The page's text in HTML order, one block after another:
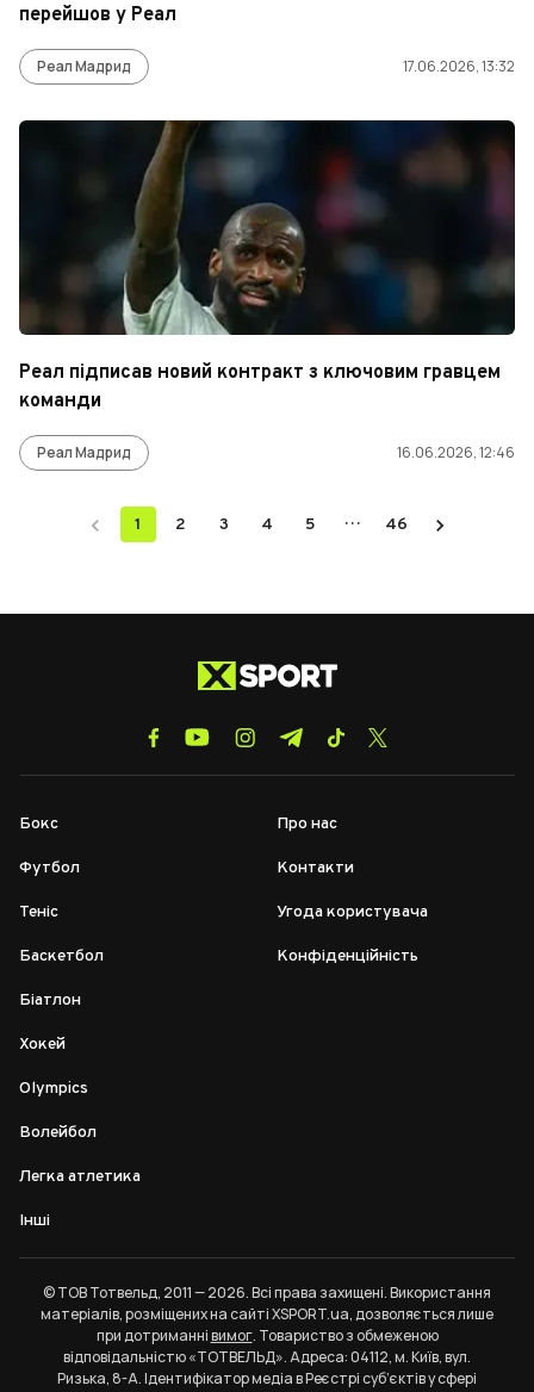
перейшов у Реал
Реал Мадрид 17.06.2026, 13:32
Реал підписав новий контракт з ключовим гравцем
команди
Реал Мадрид 16.06.2026, 12:46
1 2 3 4 5 … 46
Бокс
Футбол
Теніс
Баскетбол
Біатлон
Хокей
Olympics
Волейбол
Легка атлетика
Інші
Про нас
Контакти
Угода користувача
Конфіденційність
© ТОВ Тотвельд, 2011 — 2026. Всі права захищені. Використання
матеріалів, розміщених на сайті XSPORT.ua, дозволяється лише
при дотриманнівимог. Товариство з обмеженою
відповідальністю «ТОТВЕЛЬД». Адреса: 04112, м. Київ, вул.
Ризька, 8-А. Ідентифікатор медіа в Реєстрі суб’єктів у сфері